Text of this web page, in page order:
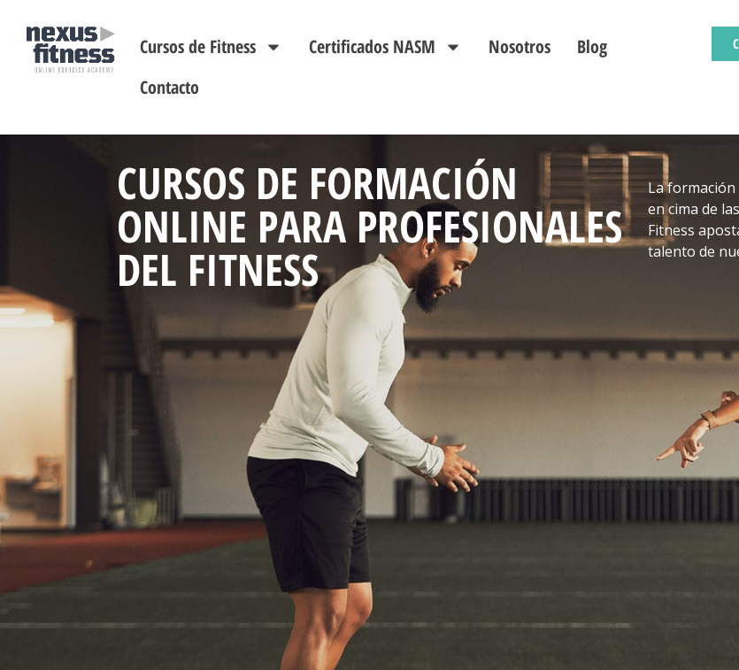
Cursos de Fitness Certificados NASM Nosotros
Blog
Contacto
CURSOS DE FORMACIÓN
ONLINE PARA PROFESIONALES
DEL FITNESS
La
en cima de
Fitness
talento de